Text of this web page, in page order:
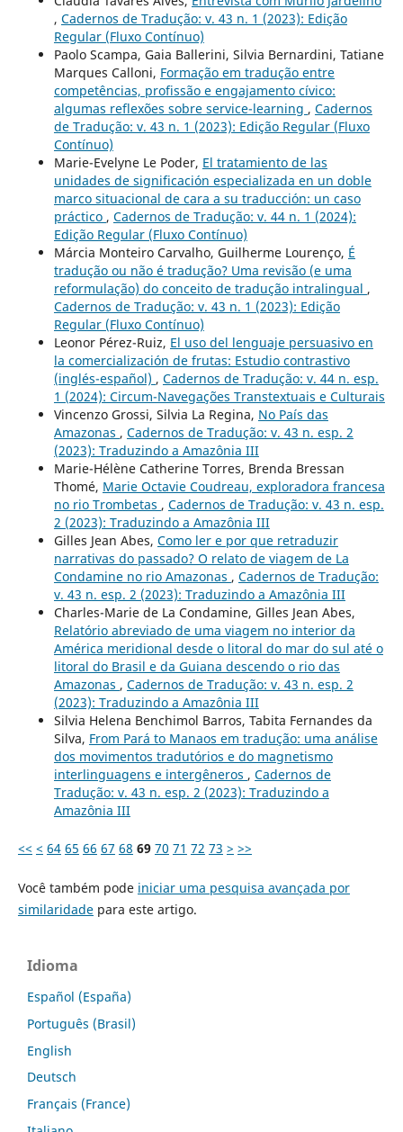
, Cadernos de Tradução: v. 43 n. 1 (2023): Edição
Regular (Fluxo Contínuo)
Paolo Scampa, Gaia Ballerini, Silvia Bernardini, Tatiane
Marques Calloni, Formação em tradução entre
competências, profissão e engajamento cívico:
algumas reflexões sobre service-learning , Cadernos
de Tradução: v. 43 n. 1 (2023): Edição Regular (Fluxo
Contínuo)
Marie-Evelyne Le Poder, El tratamiento de las
unidades de significación especializada en un doble
marco situacional de cara a su traducción: un caso
práctico , Cadernos de Tradução: v. 44 n. 1 (2024):
Edição Regular (Fluxo Contínuo)
Márcia Monteiro Carvalho, Guilherme Lourenço, É
tradução ou não é tradução? Uma revisão (e uma
reformulação) do conceito de tradução intralingual ,
Cadernos de Tradução: v. 43 n. 1 (2023): Edição
Regular (Fluxo Contínuo)
Leonor Pérez-Ruiz, El uso del lenguaje persuasivo en
la comercialización de frutas: Estudio contrastivo
(inglés-español) , Cadernos de Tradução: v. 44 n. esp.
1 (2024): Circum-Navegações Transtextuais e Culturais
Vincenzo Grossi, Silvia La Regina, No País das
Amazonas , Cadernos de Tradução: v. 43 n. esp. 2
(2023): Traduzindo a Amazônia III
Marie-Hélène Catherine Torres, Brenda Bressan
Thomé, Marie Octavie Coudreau, exploradora francesa
no rio Trombetas , Cadernos de Tradução: v. 43 n. esp.
2 (2023): Traduzindo a Amazônia III
Gilles Jean Abes, Como ler e por que retraduzir
narrativas do passado? O relato de viagem de La
Condamine no rio Amazonas , Cadernos de Tradução:
v. 43 n. esp. 2 (2023): Traduzindo a Amazônia III
Charles-Marie de La Condamine, Gilles Jean Abes,
Relatório abreviado de uma viagem no interior da
América meridional desde o litoral do mar do sul até o
litoral do Brasil e da Guiana descendo o rio das
Amazonas , Cadernos de Tradução: v. 43 n. esp. 2
(2023): Traduzindo a Amazônia III
Silvia Helena Benchimol Barros, Tabita Fernandes da
Silva, From Pará to Manaos em tradução: uma análise
dos movimentos tradutórios e do magnetismo
interlinguagens e intergêneros , Cadernos de
Tradução: v. 43 n. esp. 2 (2023): Traduzindo a
Amazônia III
<< < 64 65 66 67 68 69 70 71 72 73 > >>
Você também pode iniciar uma pesquisa avançada por
similaridadepara este artigo.
Idioma
Español (España)
Português (Brasil)
English
Deutsch
Français (France)